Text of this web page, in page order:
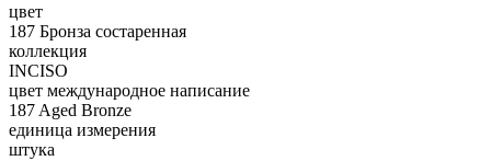
цвет
187 Бронза состаренная
коллекция
INCISO
цвет международное написание
187 Aged Bronze
единица измерения
штука